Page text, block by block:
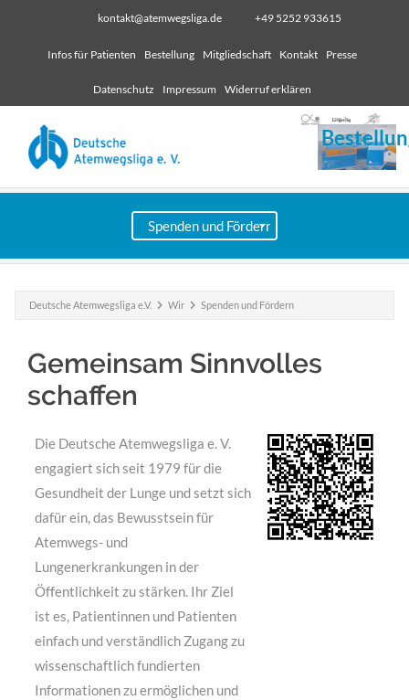
kontakt@atemwegsliga.de +49 5252 933615
Infos für Patienten Bestellung Mitgliedschaft Kontakt Presse
Datenschutz Impressum Widerruf erklären
Deutsche Atemwegsliga e.V. Wir Spenden und Fördern
Gemeinsam Sinnvolles
schaffen
Die Deutsche Atemwegsliga e. V.
engagiert sich seit 1979 für die
Gesundheit der Lunge und setzt sich
dafür ein, das Bewusstsein für
Atemwegs- und
Lungenerkrankungen in der
Öffentlichkeit zu stärken. Ihr Ziel
ist es, Patientinnen und Patienten
einfach und verständlich Zugang zu
wissenschaftlich fundierten
Informationen zu ermöglichen und